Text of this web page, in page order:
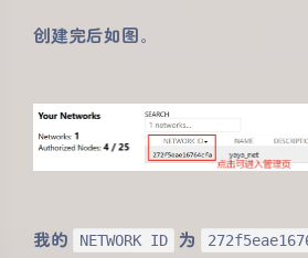
创建完后如图。
我的 NETWORK ID 为